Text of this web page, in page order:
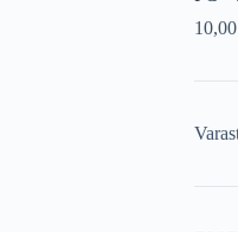
10,00